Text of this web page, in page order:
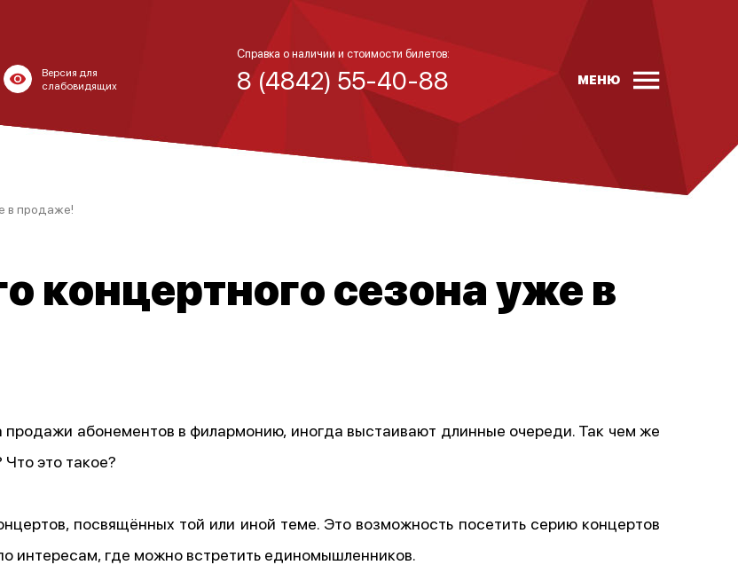
Версия для
слабовидящих
Справка о наличии и стоимости билетов:
8 (4842) 55-40-88 МЕНЮ
в продаже!
концертного сезона уже в
абонементов в филармонию, иногда выстаивают длинные очереди. Так чем же
это такое?
посвящённых той или иной теме. Это возможность посетить серию концертов
интересам, где можно встретить единомышленников.